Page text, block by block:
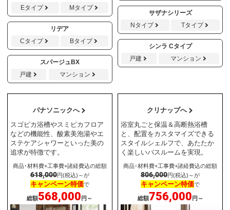
Eタイプ
Mタイプ
リデア
Cタイプ
Bタイプ
スパージュBX
戸建
マンション
サザナシリーズ
Nタイプ
Tタイプ
シンラ Cタイプ
戸建
マンション
パナソニックへ
スゴピカ浴槽やスミピカフロア
などの機能性、酸素美泡湯やエ
ステケアシャワーといった美の
追求が特徴です。
商品･材料費+工事費+諸経費込の総額
618,000円(税込)～が
キャンペーン特価で
総額568,000 円～
クリナップへ
浴室丸ごと保温＆高断熱浴槽
と、配置をカスタマイズできる
スタイルシェルフで、あたたか
く楽しいバスルームを実現。
商品･材料費+工事費+諸経費込の総額
806,000円(税込)～が
キャンペーン特価で
総額756,000 円～